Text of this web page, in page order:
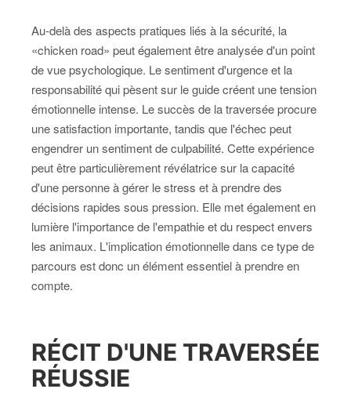
Au-delà des aspects pratiques liés à la sécurité, la
«chicken road» peut également être analysée d'un point
de vue psychologique. Le sentiment d'urgence et la
responsabilité qui pèsent sur le guide créent une tension
émotionnelle intense. Le succès de la traversée procure
une satisfaction importante, tandis que l'échec peut
engendrer un sentiment de culpabilité. Cette expérience
peut être particulièrement révélatrice sur la capacité
d'une personne à gérer le stress et à prendre des
décisions rapides sous pression. Elle met également en
lumière l'importance de l'empathie et du respect envers
les animaux. L'implication émotionnelle dans ce type de
parcours est donc un élément essentiel à prendre en
compte.
RÉCIT D'UNE TRAVERSÉE
RÉUSSIE